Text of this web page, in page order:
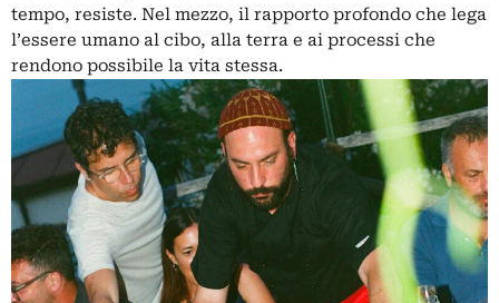
tempo, resiste. Nel mezzo, il rapporto profondo che lega
l’essere umano al cibo, alla terra e ai processi che
rendono possibile la vita stessa.